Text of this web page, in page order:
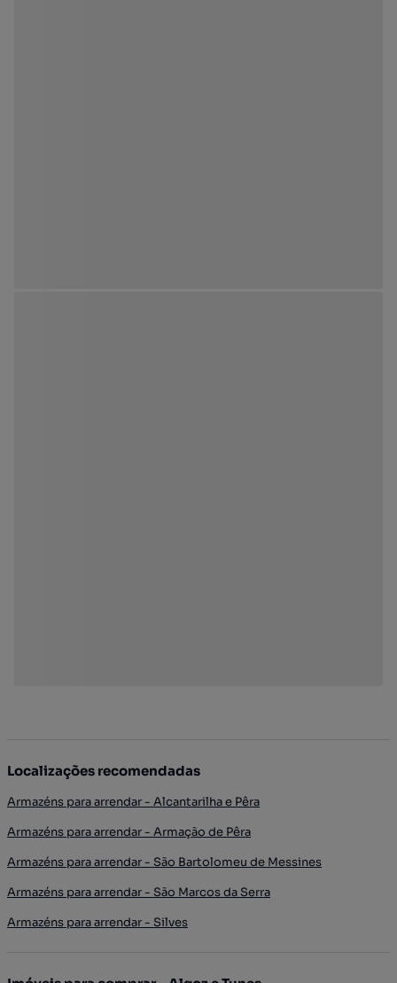
Localizações recomendadas
Armazéns para arrendar - Alcantarilha e Pêra
Armazéns para arrendar - Armação de Pêra
Armazéns para arrendar - São Bartolomeu de Messines
Armazéns para arrendar - São Marcos da Serra
Armazéns para arrendar - Silves